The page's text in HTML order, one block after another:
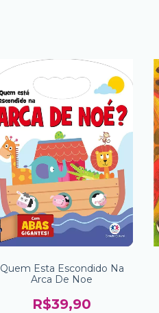
Quem Esta Escondido Na
Arca De Noe
R$39,90